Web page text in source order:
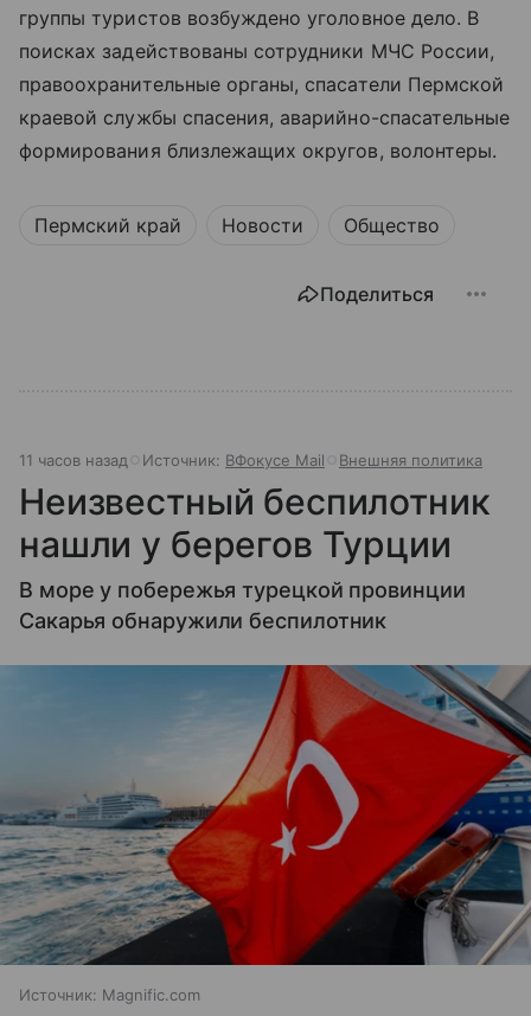
группы туристов возбуждено уголовное дело. В
поисках задействованы сотрудники МЧС России,
правоохранительные органы, спасатели Пермской
краевой службы спасения, аварийно-спасательные
формирования близлежащих округов, волонтеры.
Пермский край Новости Общество
Поделиться
11 часов назад Источник: ВФокусе Mail Внешняя политика
Неизвестный беспилотник
нашли у берегов Турции
В море у побережья турецкой провинции
Сакарья обнаружили беспилотник
Источник: Magnific.com